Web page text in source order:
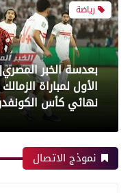
رياضة
بعدسة الخبر
بيراميدز فى
رياضة
نموذج الاتصال